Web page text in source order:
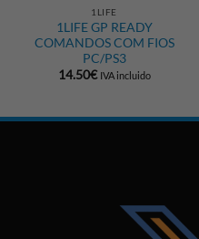
1LIFE
1LIFE GP READY
COMANDOS COM FIOS
PC/PS3
14.50€ IVA incluido